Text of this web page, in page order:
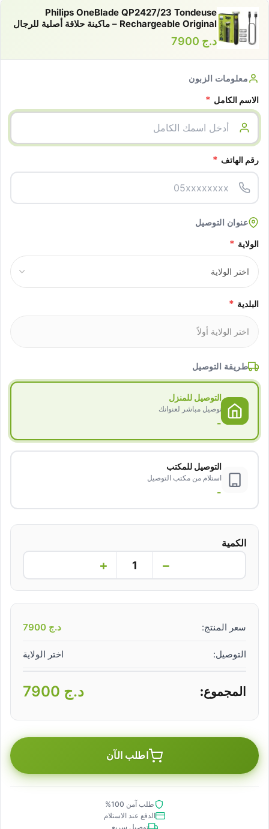
Philips OneBlade QP2427/23 Tondeuse
Rechargeable Original – ماكينة حلاقة أصلية للرجال
د.ج
معلومات الزبون
الاسم الكامل *
رقم الهاتف *
عنوان التوصيل
الولاية *
البلدية *
طريقة التوصيل
التوصيل للمنزل
توصيل مباشر لعنوانك
-
التوصيل للمكتب
استلام من مكتب التوصيل
-
الكمية
−
+
سعر المنتج: د.ج
التوصيل: اختر الولاية
المجموع: د.ج
اطلب الآن
طلب آمن 100%
الدفع عند الاستلام
توصيل سريع